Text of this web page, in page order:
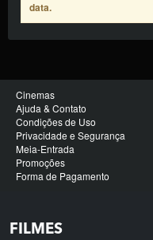
FILMES